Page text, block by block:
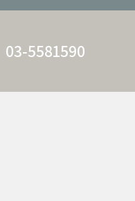
03-5581590